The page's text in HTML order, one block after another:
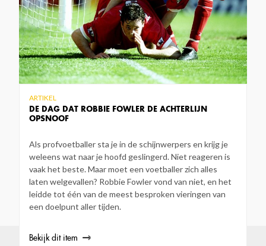
DE DAG DAT ROBBIE FOWLER DE ACHTERLIJN
OPSNOOF
ARTIKEL
Als profvoetballer sta je in de schijnwerpers en krijg je
weleens wat naar je hoofd geslingerd. Niet reageren is
vaak het beste. Maar moet een voetballer zich alles
laten welgevallen? Robbie Fowler vond van niet, en het
leidde tot één van de meest besproken vieringen van
een doelpunt aller tijden.
Bekijk dit item